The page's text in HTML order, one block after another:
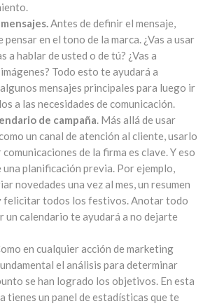
Antes de definir el mensaje,
pensar en el tono de la marca. ¿Vas a usar
a hablar de usted o de tú? ¿Vas a
Todo esto te ayudará a
mensajes principales para luego ir
a las necesidades de comunicación.
de campaña. Más allá de usar
un canal de atención al cliente, usarlo
de la firma es clave. Y eso
una planificación previa. Por ejemplo,
novedades una vez al mes, un resumen
felicitar todos los festivos. Anotar todo
un calendario te ayudará a no dejarte
en cualquier acción de marketing
el análisis para determinar
se han logrado los objetivos. En esta
tienes un panel de estadísticas que te